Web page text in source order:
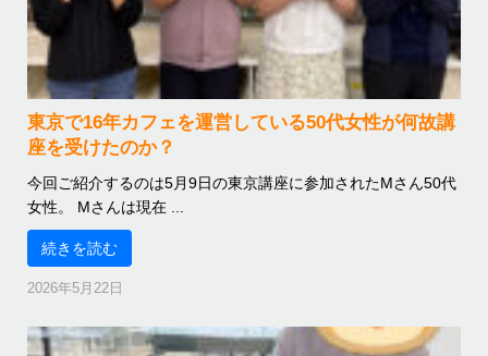
東京で16年カフェを運営している50代女性が何故講
座を受けたのか？
今回ご紹介するのは5月9日の東京講座に参加されたMさん50代
女性。 Mさんは現在 ...
続きを読む
2026年5月22日